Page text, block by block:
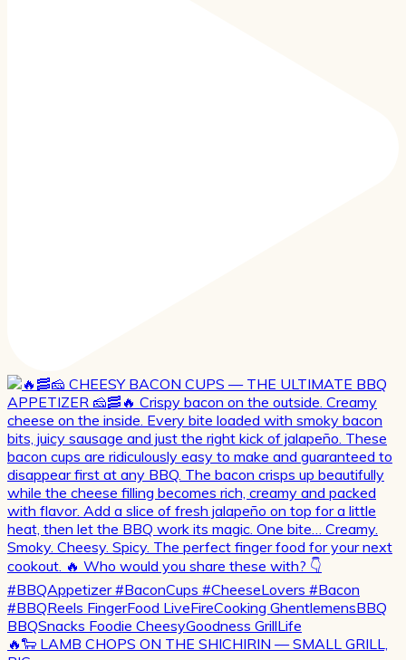
🔥🐑 LAMB CHOPS ON THE SHICHIRIN — SMALL GRILL,